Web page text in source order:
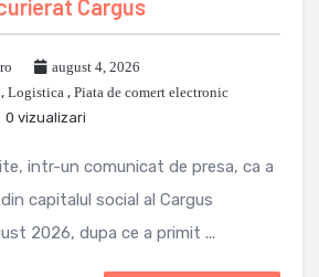
Cargus
august 4, 2026
, Logistica , Piata de comert electronic
0 vizualizari
intr-un comunicat de presa, ca a
capitalul social al Cargus
2026, dupa ce a primit ...